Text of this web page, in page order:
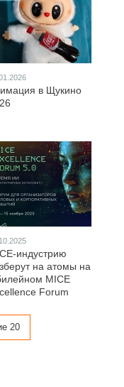
в Щукино
индустрию
на атомы на
MICE
Forum
20